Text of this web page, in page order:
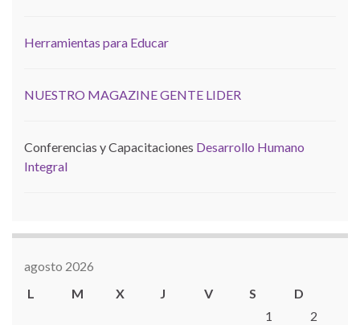
Herramientas para Educar
NUESTRO MAGAZINE GENTE LIDER
Conferencias y Capacitaciones Desarrollo Humano
Integral
agosto 2026
L
M X J V S
D
1
2